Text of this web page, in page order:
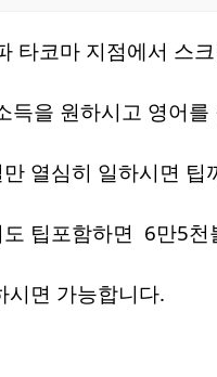
타코마 지점에서 스
득을 원하시고 영어
열심히 일하시면
팁포함하면 6만5천
시면 가능합니다.